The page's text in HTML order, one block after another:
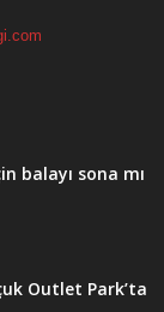
balayı sona mı
Outlet Park’ta